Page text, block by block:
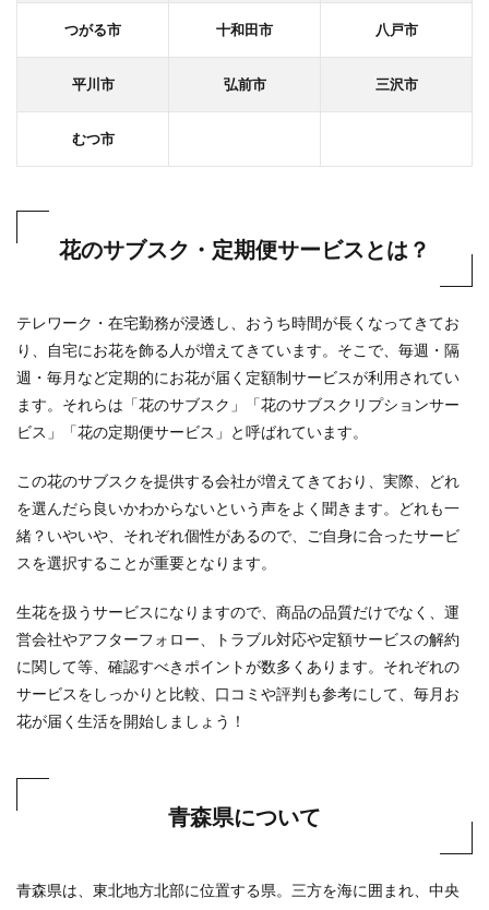
つがる市 十和田市 八戸市
平川市 弘前市 三沢市
むつ市
花のサブスク・定期便サービスとは？
テレワーク・在宅勤務が浸透し、おうち時間が長くなってきてお
り、自宅にお花を飾る人が増えてきています。そこで、毎週・隔
週・毎月など定期的にお花が届く定額制サービスが利用されてい
ます。それらは「花のサブスク」「花のサブスクリプションサー
ビス」「花の定期便サービス」と呼ばれています。
この花のサブスクを提供する会社が増えてきており、実際、どれ
を選んだら良いかわからないという声をよく聞きます。どれも一
緒？いやいや、それぞれ個性があるので、ご自身に合ったサービ
スを選択することが重要となります。
生花を扱うサービスになりますので、商品の品質だけでなく、運
営会社やアフターフォロー、トラブル対応や定額サービスの解約
に関して等、確認すべきポイントが数多くあります。それぞれの
サービスをしっかりと比較、口コミや評判も参考にして、毎月お
花が届く生活を開始しましょう！
青森県について
青森県は、東北地方北部に位置する県。三方を海に囲まれ、中央